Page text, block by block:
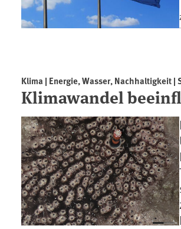
Klima | Energie, Wasser, Nachhaltigkeit
Klimawandel